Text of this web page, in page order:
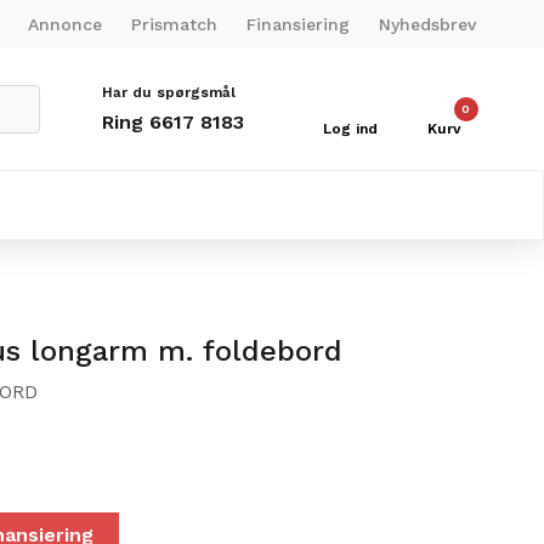
Annonce Prismatch Finansiering Nyhedsbrev
Har du spørgsmål
Ring 6617 8183 Log ind
0
Kurv
longarm m. foldebord